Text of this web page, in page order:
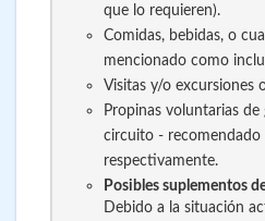
que lo requieren).
Comidas, bebidas, o
mencionado como
Visitas y/o excursiones
Propinas voluntarias
circuito -
respectivamente.
Posibles suplementos
Debido a la situación